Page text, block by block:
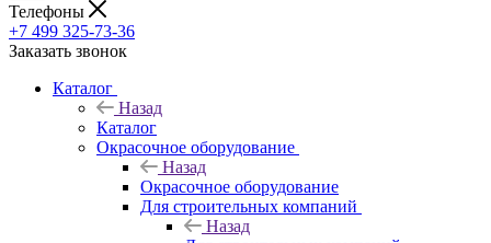
Телефоны
+7 499 325-73-36
Заказать звонок
Каталог
Назад
Каталог
Окрасочное оборудование
Назад
Окрасочное оборудование
Для строительных компаний
Назад